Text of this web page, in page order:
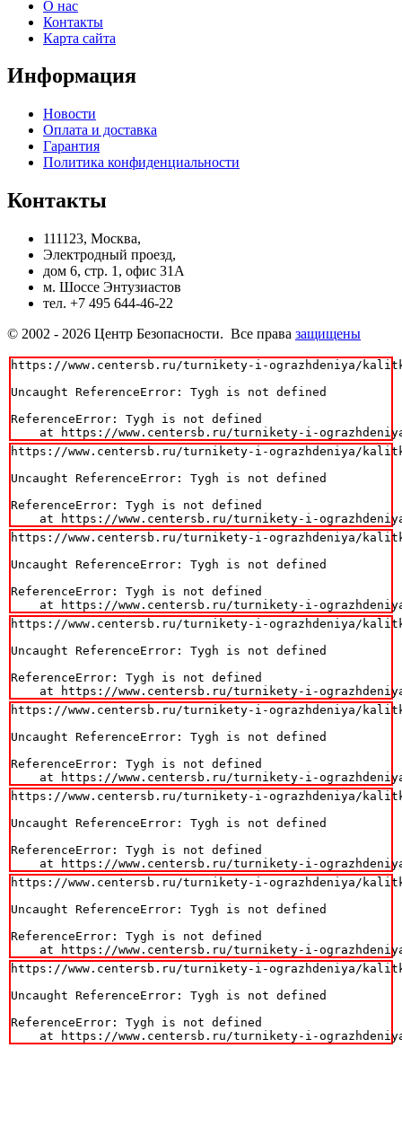
О нас
Контакты
Карта сайта
Информация
Новости
Оплата и доставка
Гарантия
Политика конфиденциальности
Контакты
111123, Москва,
Электродный проезд,
дом 6, стр. 1, офис 31А
м. Шоссе Энтузиастов
тел. +7 495 644-46-22
© 2002 - 2026 Центр Безопасности. Все права защищены
https://www.centersb.ru/turnikety-i-ograzhdeniya/
Uncaught ReferenceError: Tygh is not defined
ReferenceError: Tygh is not defined
at https://www.centersb.ru/turnikety-i-
https://www.centersb.ru/turnikety-i-ograzhdeniya/
Uncaught ReferenceError: Tygh is not defined
ReferenceError: Tygh is not defined
at https://www.centersb.ru/turnikety-i-
https://www.centersb.ru/turnikety-i-ograzhdeniya/
Uncaught ReferenceError: Tygh is not defined
ReferenceError: Tygh is not defined
at https://www.centersb.ru/turnikety-i-
https://www.centersb.ru/turnikety-i-ograzhdeniya/
Uncaught ReferenceError: Tygh is not defined
ReferenceError: Tygh is not defined
at https://www.centersb.ru/turnikety-i-
https://www.centersb.ru/turnikety-i-ograzhdeniya/
Uncaught ReferenceError: Tygh is not defined
ReferenceError: Tygh is not defined
at https://www.centersb.ru/turnikety-i-
https://www.centersb.ru/turnikety-i-ograzhdeniya/
Uncaught ReferenceError: Tygh is not defined
ReferenceError: Tygh is not defined
at https://www.centersb.ru/turnikety-i-
https://www.centersb.ru/turnikety-i-ograzhdeniya/
Uncaught ReferenceError: Tygh is not defined
ReferenceError: Tygh is not defined
at https://www.centersb.ru/turnikety-i-
https://www.centersb.ru/turnikety-i-ograzhdeniya/
Uncaught ReferenceError: Tygh is not defined
ReferenceError: Tygh is not defined
at https://www.centersb.ru/turnikety-i-